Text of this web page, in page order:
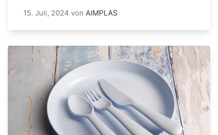
15. Juli, 2024 von AIMPLAS